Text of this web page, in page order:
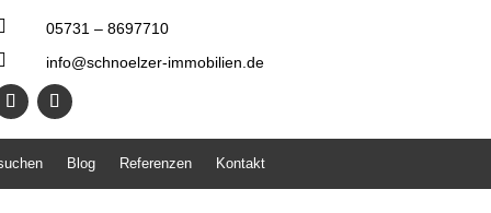
05731 – 8697710
info@schnoelzer-immobilien.de
Blog Referenzen Kontakt